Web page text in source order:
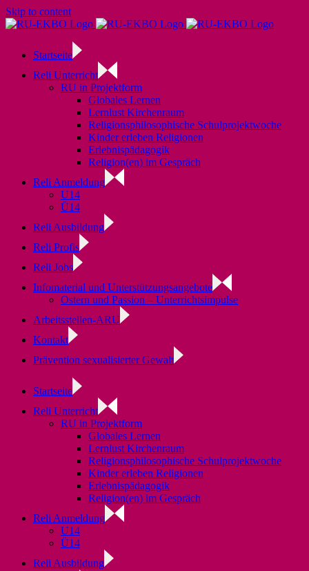
Skip to content
Startseite
Reli Unterricht
RU in Projektform
Globales Lernen
Lernlust Kirchenraum
Religionsphilosophische Schulprojektwoche
Kinder erleben Religionen
Erlebnispädagogik
Religion(en) im Gespräch
Reli Anmeldung
U14
Ü14
Reli Ausbildung
Reli Profis
Reli Jobs
Infomaterial und Unterstützungsangebote
Ostern und Passion – Unterrichtsimpulse
Arbeitsstellen-ARU
Kontakt
Prävention sexualisierter Gewalt
Startseite
Reli Unterricht
RU in Projektform
Globales Lernen
Lernlust Kirchenraum
Religionsphilosophische Schulprojektwoche
Kinder erleben Religionen
Erlebnispädagogik
Religion(en) im Gespräch
Reli Anmeldung
U14
Ü14
Reli Ausbildung